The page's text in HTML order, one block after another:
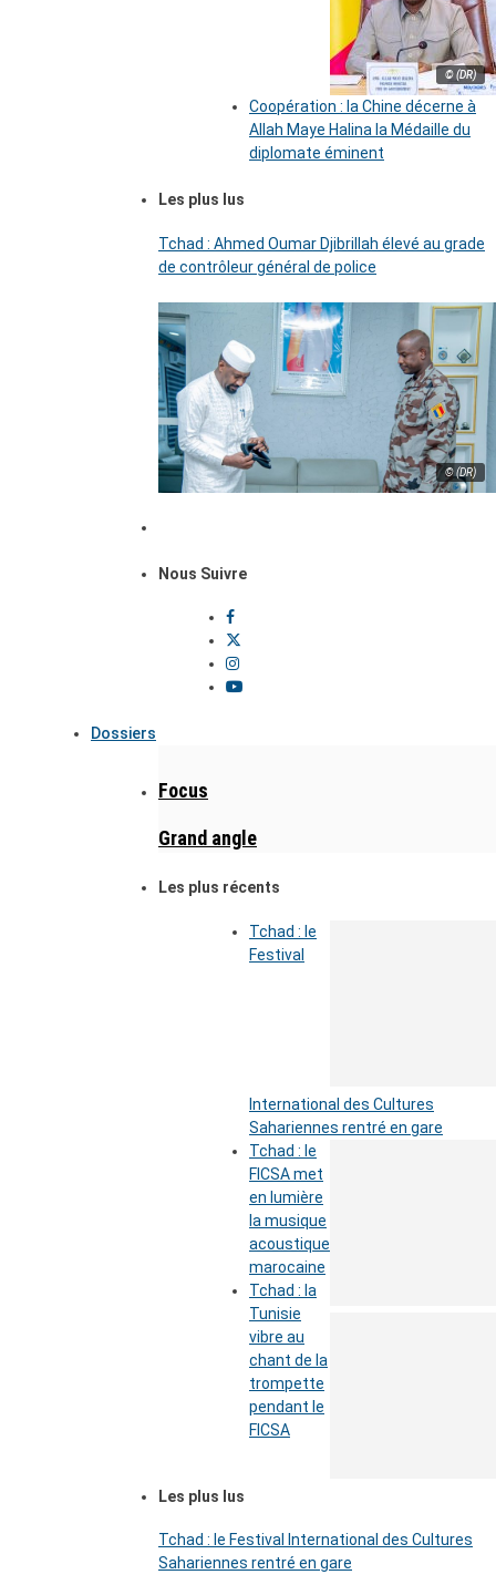
© (DR)
Coopération : la Chine décerne à
Allah Maye Halina la Médaille du
diplomate éminent
Les plus lus
Tchad : Ahmed Oumar Djibrillah élevé au grade
de contrôleur général de police
© (DR)
Nous Suivre
Dossiers
Focus
Grand angle
Les plus récents
Tchad : le
Festival
International des Cultures
Sahariennes rentré en gare
Tchad : le
FICSA met
en lumière
la musique
acoustique
marocaine
Tchad : la
Tunisie
vibre au
chant de la
trompette
pendant le
FICSA
Les plus lus
Tchad : le Festival International des Cultures
Sahariennes rentré en gare